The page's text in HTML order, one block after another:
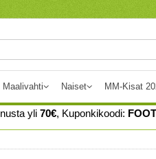
Maalivahti Naiset MM-Kisat
yli 70€, Kuponkikoodi: